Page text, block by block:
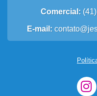
Comercial:
E-mail: